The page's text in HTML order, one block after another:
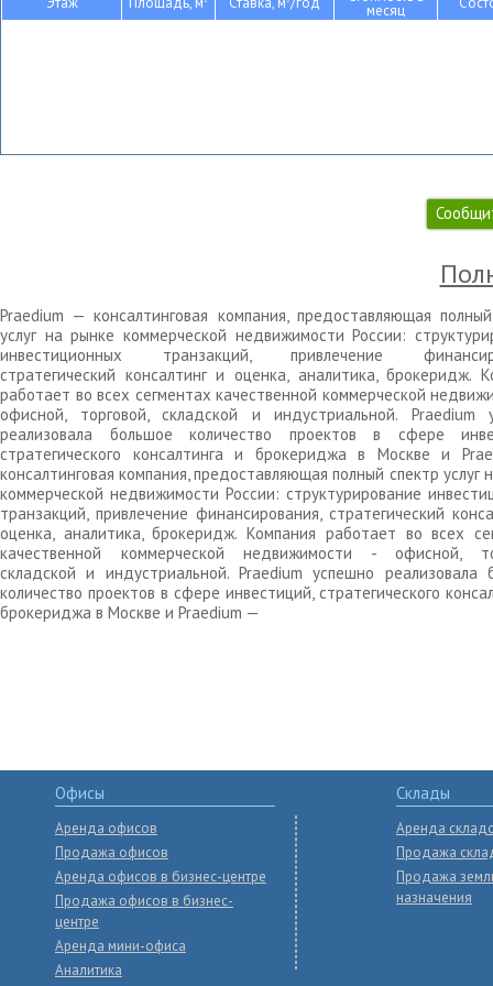
месяц
Praedium — консалтинговая компания, предоставляющая
услуг на рынке коммерческой недвижимости России:
инвестиционных транзакций, привлечение
стратегический консалтинг и оценка, аналитика, брокеридж.
работает во всех сегментах качественной коммерческой
офисной, торговой, складской и индустриальной. Praedium
реализовала большое количество проектов в сфере
стратегического консалтинга и брокериджа в Москве и
консалтинговая компания, предоставляющая полный спектр услуг
коммерческой недвижимости России: структурирование
транзакций, привлечение финансирования, стратегический
оценка, аналитика, брокеридж. Компания работает во всех
качественной коммерческой недвижимости - офисной,
складской и индустриальной. Praedium успешно реализовала
количество проектов в сфере инвестиций, стратегического
брокериджа в Москве и Praedium —
Офисы
Аренда офисов
Продажа офисов
Аренда офисов в бизнес-центре
Продажа офисов в бизнес-
центре
Аренда мини-офиса
Аналитика
Склады
Аренда
Продажа
Продажа
назначения